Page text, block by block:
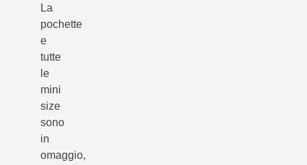
La
pochette
e
tutte
le
mini
size
sono
in
omaggio,